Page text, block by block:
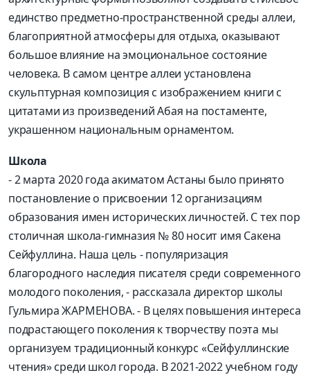
единство предметно-пространственной среды аллеи,
благоприятной атмосферы для отдыха, оказывают
большое влияние на эмоциональное состояние
человека. В самом центре аллеи установлена
скульптурная композиция с изображением книги с
цитатами из произведений Абая на постаменте,
украшенном национальным орнаментом.
Школа
- 2 марта 2020 года акиматом Астаны было принято
постановление о присвоении 12 организациям
образования имен исторических личностей. С тех пор
столичная школа-гимназия № 80 носит имя Сакена
Сейфуллина. Наша цель - популяризация
благородного наследия писателя среди современного
молодого поколения, - рассказала директор школы
Гульмира ЖАРМЕНОВА. - В целях повышения интереса
подрастающего поколения к творчеству поэта мы
организуем традиционный конкурс «Сейфуллинские
чтения» среди школ города. В 2021-2022 учебном году